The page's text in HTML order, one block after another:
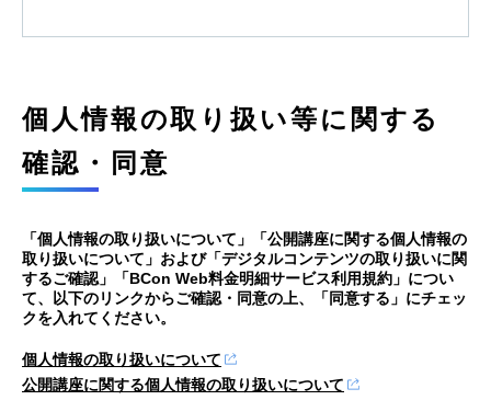
個人情報の取り扱い等に関する
確認・同意
「個人情報の取り扱いについて」「公開講座に関する個人情報の
取り扱いについて」および「デジタルコンテンツの取り扱いに関
するご確認」「BCon Web料金明細サービス利用規約」につい
て、以下のリンクからご確認・同意の上、「同意する」にチェッ
クを入れてください。
個人情報の取り扱いについて
公開講座に関する個人情報の取り扱いについて